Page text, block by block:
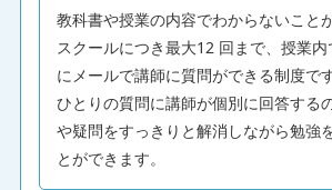
教科書や授業の内容でわからないこと
スクールにつき最大12 回まで、授業
にメールで講師に質問ができる制度で
ひとりの質問に講師が個別に回答する
や疑問をすっきりと解消しながら勉強
とができます。